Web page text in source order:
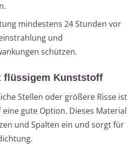
mindestens 24 Stunden vor
und
schützen.
flüssigem Kunststoff
Stellen oder größere Risse ist
gute Option. Dieses Material
und Spalten ein und sorgt für